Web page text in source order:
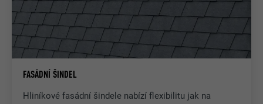
FASÁDNÍ ŠINDEL
Hliníkové fasádní šindele nabízí flexibilitu jak na